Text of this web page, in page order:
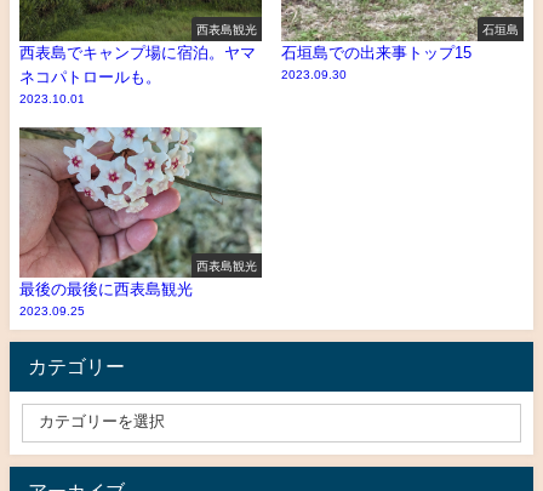
西表島観光
西表島でキャンプ場に宿泊。ヤマ
ネコパトロールも。
2023.10.01
石垣島
石垣島での出来事トップ15
2023.09.30
西表島観光
最後の最後に西表島観光
2023.09.25
カテゴリー